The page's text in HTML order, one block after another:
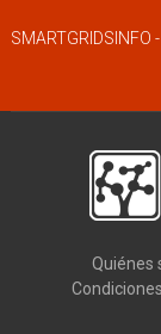
Quiénes